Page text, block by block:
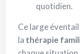
quotidien.
Ce large
la thérapie